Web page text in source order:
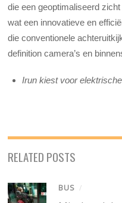
die een geoptimaliseerd
wat een innovatieve en
die conventionele
definition camera’s en
Irun kiest voor
RELATED POSTS
BUS /